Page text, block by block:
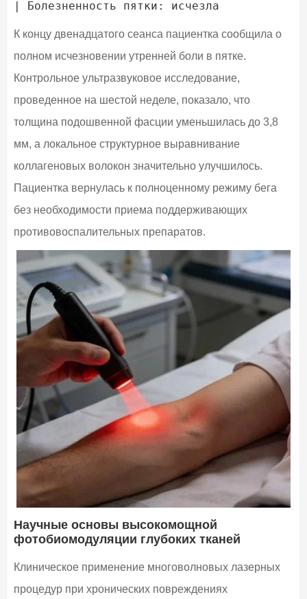
К концу двенадцатого сеанса пациентка сообщила о
полном исчезновении утренней боли в пятке.
Контрольное ультразвуковое исследование,
проведенное на шестой неделе, показало, что
толщина подошвенной фасции уменьшилась до 3,8
мм, а локальное структурное выравнивание
коллагеновых волокон значительно улучшилось.
Пациентка вернулась к полноценному режиму бега
без необходимости приема поддерживающих
противовоспалительных препаратов.
Научные основы высокомощной
фотобиомодуляции глубоких тканей
Клиническое применение многоволновых лазерных
процедур при хронических повреждениях